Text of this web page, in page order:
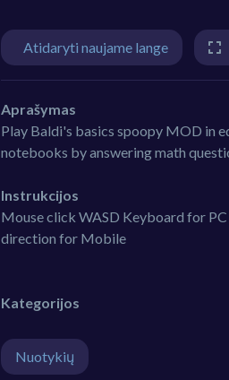
Atidaryti naujame lange
Aprašymas
Play Baldi's basics spoopy MOD in
notebooks by answering math
Instrukcijos
Mouse click WASD Keyboard for
direction for Mobile
Kategorijos
Nuotykių